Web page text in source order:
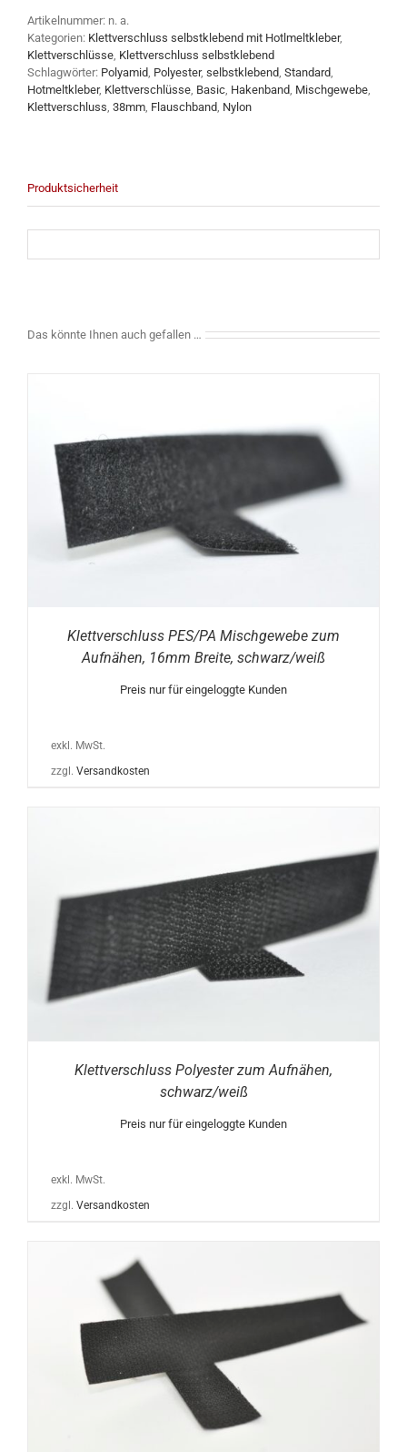
Artikelnummer: n. a.
Kategorien: Klettverschluss selbstklebend mit Hotlmeltkleber,
Klettverschlüsse Klettverschluss selbstklebend
Schlagwörter: Polyamid Polyester, selbstklebend Standard
Hotmeltkleber, Klettverschlüsse Basic Hakenband Mischgewebe
Klettverschluss 38mm Flauschband Nylon
Produktsicherheit
Das könnte Ihnen auch gefallen …
Klettverschluss PES/PA Mischgewebe zum
Aufnähen, 16mm Breite, schwarz/weiß
Preis nur für eingeloggte Kunden
exkl. MwSt.
zzgl. Versandkosten
Klettverschluss Polyester zum Aufnähen,
schwarz/weiß
Preis nur für eingeloggte Kunden
exkl. MwSt.
zzgl. Versandkosten